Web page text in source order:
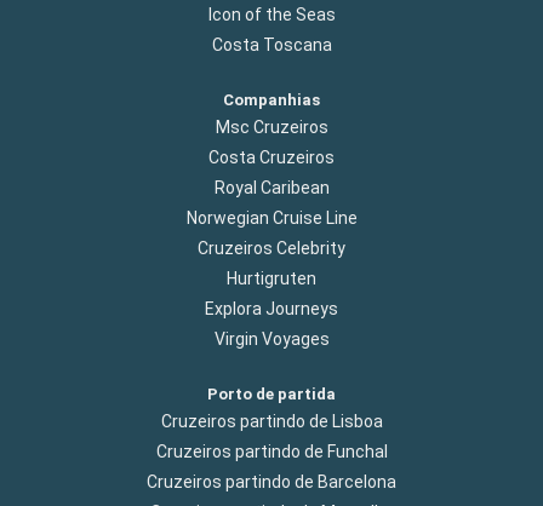
Icon of the Seas
Costa Toscana
Companhias
Msc Cruzeiros
Costa Cruzeiros
Royal Caribean
Norwegian Cruise Line
Cruzeiros Celebrity
Hurtigruten
Explora Journeys
Virgin Voyages
Porto de partida
Cruzeiros partindo de Lisboa
Cruzeiros partindo de Funchal
Cruzeiros partindo de Barcelona